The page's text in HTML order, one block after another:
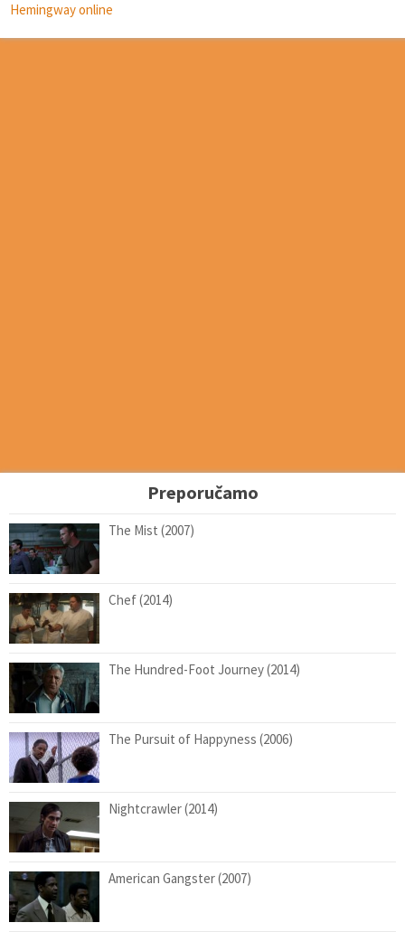
Hemingway online
Preporučamo
The Mist (2007)
Chef (2014)
The Hundred-Foot Journey (2014)
The Pursuit of Happyness (2006)
Nightcrawler (2014)
American Gangster (2007)